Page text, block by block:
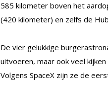
585 kilometer boven het
(420 kilometer) en zelfs de
De vier gelukkige
uitvoeren, maar ook veel
Volgens SpaceX zijn ze de